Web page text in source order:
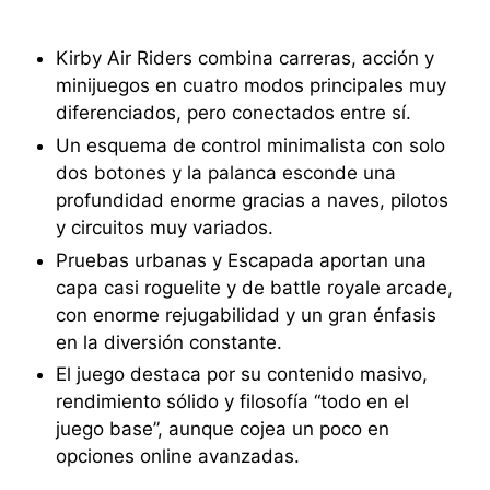
Kirby Air Riders combina carreras, acción y
minijuegos en cuatro modos principales muy
diferenciados, pero conectados entre sí.
Un esquema de control minimalista con solo
dos botones y la palanca esconde una
profundidad enorme gracias a naves, pilotos
y circuitos muy variados.
Pruebas urbanas y Escapada aportan una
capa casi roguelite y de battle royale arcade,
con enorme rejugabilidad y un gran énfasis
en la diversión constante.
El juego destaca por su contenido masivo,
rendimiento sólido y filosofía “todo en el
juego base”, aunque cojea un poco en
opciones online avanzadas.